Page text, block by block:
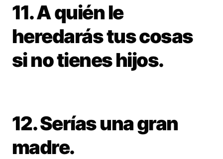
11. A quién le
heredarás tus cosas
si no tienes hijos.
12. Serías una gran
madre.